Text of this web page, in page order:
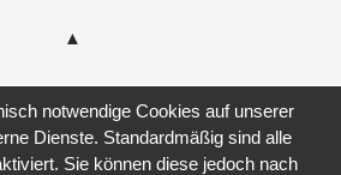
notwendige Cookies auf unserer
Dienste. Standardmäßig sind alle
Sie können diese jedoch nach